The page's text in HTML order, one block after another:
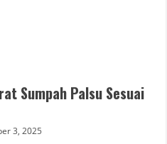
Sumpah Palsu Sesuai
3, 2025